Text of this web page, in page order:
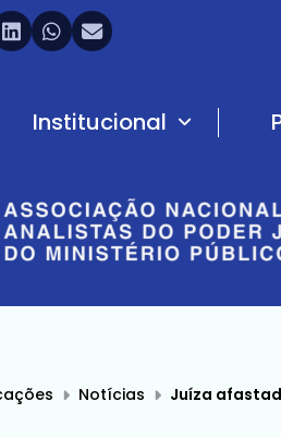
Institucional
Notícias Juíza